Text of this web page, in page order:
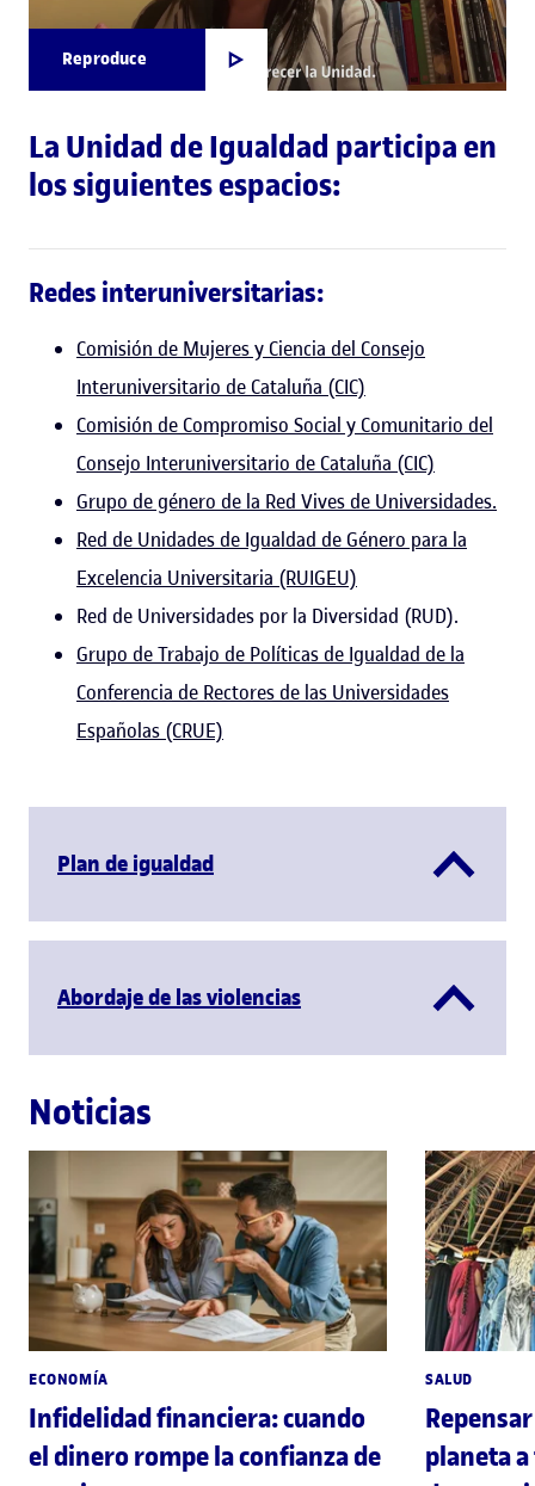
Reproduce
La Unidad de Igualdad participa en
los siguientes espacios:
Redes interuniversitarias:
Comisión de Mujeres y Ciencia del Consejo
Interuniversitario de Cataluña (CIC)
Comisión de Compromiso Social y Comunitario del
Consejo Interuniversitario de Cataluña (CIC)
Grupo de género de la Red Vives de Universidades.
Red de Unidades de Igualdad de Género para la
Excelencia Universitaria (RUIGEU)
Red de Universidades por la Diversidad (RUD).
Grupo de Trabajo de Políticas de Igualdad de la
Conferencia de Rectores de las Universidades
Españolas (CRUE)
Plan de igualdad
Abordaje de las violencias
Noticias
ECONOMÍA
Infidelidad financiera: cuando
el dinero rompe la confianza de
SALUD
planeta